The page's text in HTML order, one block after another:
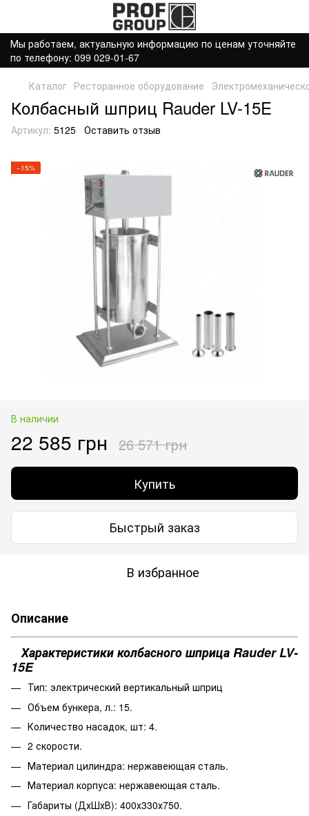
Мы работаем, актуальную информацию по ценам уточняйте
по телефону: 099 029-01-67
Каталог Ресторанное оборудование
Колбасный шприц Rauder LV-15E
Артикул: 5125 Оставить отзыв
−15%
В наличии
22 585 грн 26 571 грн
Купить
Быстрый заказ
В избранное
Описание
Характеристики колбасного шприца Rauder LV-
15E
Тип: электрический вертикальный шприц
Объем бункера, л.: 15.
Количество насадок, шт: 4.
2 скорости.
Материал цилиндра: нержавеющая сталь.
Материал корпуса: нержавеющая сталь.
Габариты (ДхШхВ): 400х330х750.